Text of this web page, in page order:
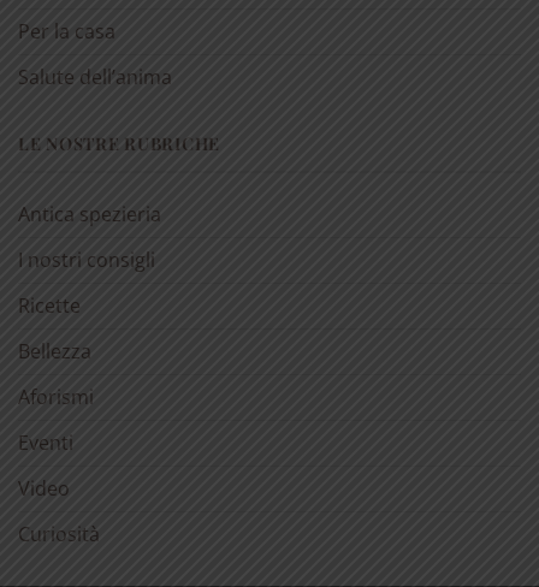
Per la casa
Salute dell’anima
LE NOSTRE RUBRICHE
Antica spezieria
I nostri consigli
Ricette
Bellezza
Aforismi
Eventi
Video
Curiosità